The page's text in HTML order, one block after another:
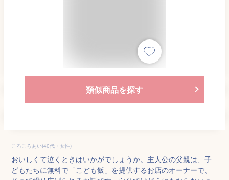
類似商品を探す
ころころあい(40代・女性)
おいしくて泣くときはいかがでしょうか。主人公の父親は、子
どもたちに無料で「こども飯」を提供するお店のオーナーで、